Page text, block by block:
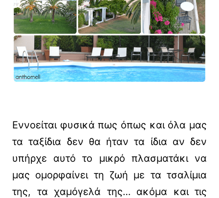
Εννοείται φυσικά πως όπως και όλα μας
τα ταξίδια δεν θα ήταν τα ίδια αν δεν
υπήρχε αυτό το μικρό πλασματάκι να
μας ομορφαίνει τη ζωή με τα τσαλίμια
της, τα χαμόγελά της… ακόμα και τις